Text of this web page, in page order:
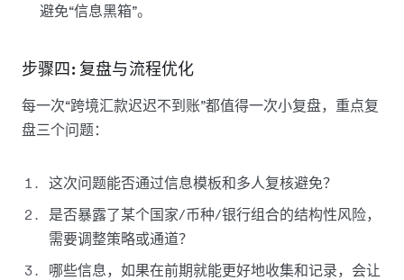
避免“信息黑箱”。
步骤四: 复盘与流程优化
每一次“跨境汇款迟迟不到账”都值得一次小复盘，重点复
盘三个问题：
这次问题能否通过信息模板和多人复核避免？
是否暴露了某个国家/币种/银行组合的结构性风险，
需要调整策略或通道？
哪些信息，如果在前期就能更好地收集和记录，会让